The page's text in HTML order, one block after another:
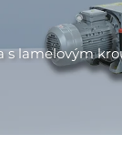
s lamelovým